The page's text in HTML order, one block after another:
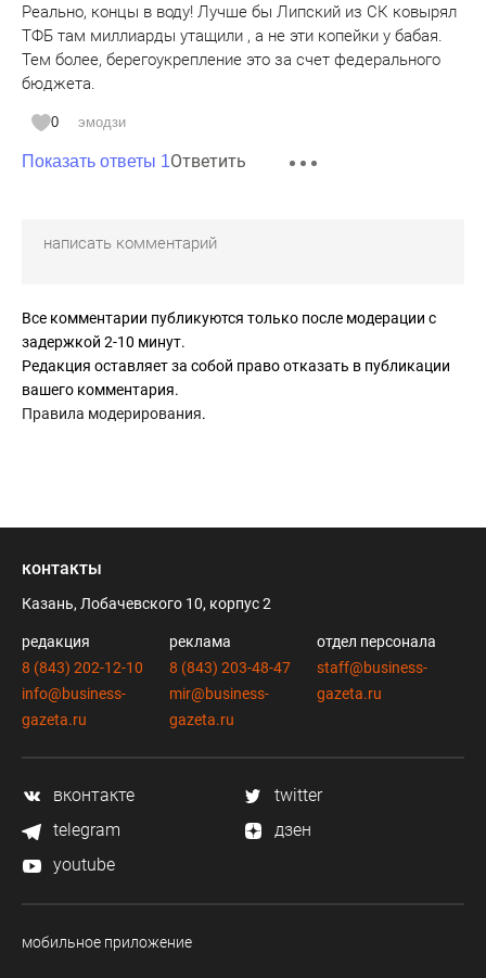
Реально, концы в воду! Лучше бы Липский из СК ковырял
ТФБ там миллиарды утащили , а не эти копейки у бабая.
Тем более, берегоукрепление это за счет федерального
бюджета.
0 эмодзи
Показать ответы 1Ответить
Все комментарии публикуются только после модерации с
задержкой 2-10 минут.
Редакция оставляет за собой право отказать в публикации
вашего комментария.
Правила модерирования.
контакты
Казань, Лобачевского 10, корпус 2
редакция
8 (843) 202-12-10
info@business-
gazeta.ru
реклама
8 (843) 203-48-47
mir@business-
gazeta.ru
отдел персонала
staff@business-
gazeta.ru
вконтакте
twitter
telegram
дзен
youtube
мобильное приложение